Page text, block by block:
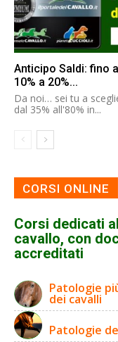
Anticipo Saldi: fino
10% a 20%...
Da noi… sei tu a
dal 35% all'80% in...
CORSI ONLINE
Corsi dedicati
cavallo, con
accreditati
Patologie
dei cavalli
Patologie